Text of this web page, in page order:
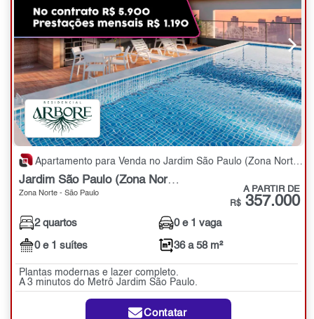
Apartamento para Venda no Jardim São Paulo (Zona Norte) com 2 quartos - 36 a 58 m²
Jardim São Paulo (Zona Norte)
Zona Norte - São Paulo A PARTIR DE
R$ 357.000
2 quartos
0 e 1 suítes
0 e 1 vaga
36 a 58 m²
Plantas modernas e lazer completo.
A 3 minutos do Metrô Jardim São Paulo.
Contatar